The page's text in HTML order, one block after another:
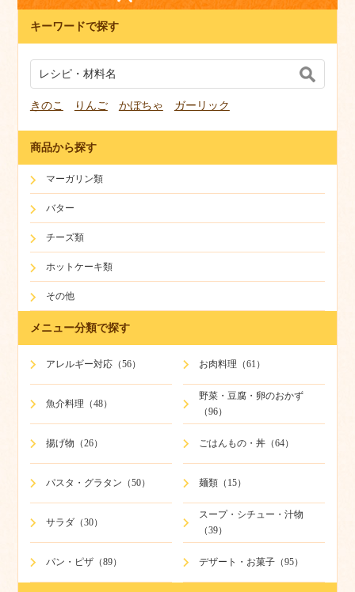
キーワードで探す
きのこ りんご かぼちゃ ガーリック
商品から探す
マーガリン類
バター
チーズ類
ホットケーキ類
その他
メニュー分類で探す
アレルギー対応（56） お肉料理（61）
魚介料理（48）
野菜・豆腐・卵のおかず
（96）
揚げ物（26） ごはんもの・丼（64）
パスタ・グラタン（50） 麺類（15）
サラダ（30）
スープ・シチュー・汁物
（39）
パン・ピザ（89） デザート・お菓子（95）